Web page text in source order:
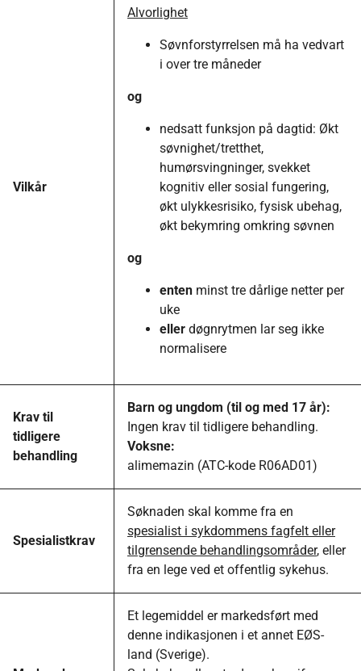
Vilkår
Alvorlighet
Søvnforstyrrelsen må ha vedvart
i over tre måneder
og
nedsatt funksjon på dagtid: Økt
søvnighet/tretthet,
humørsvingninger, svekket
kognitiv eller sosial fungering,
økt ulykkesrisiko, fysisk ubehag,
økt bekymring omkring søvnen
og
enten minst tre dårlige netter per
uke
eller døgnrytmen lar seg ikke
normalisere
Krav til
tidligere
behandling
Barn og ungdom (til og med 17 år):
Ingen krav til tidligere behandling.
Voksne:
alimemazin (ATC-kode R06AD01)
Spesialistkrav
Søknaden skal komme fra en
spesialist i sykdommens fagfelt eller
tilgrensende behandlingsområder, eller
fra en lege ved et offentlig sykehus.
Et legemiddel er markedsført med
denne indikasjonen i et annet EØS-
land (Sverige).